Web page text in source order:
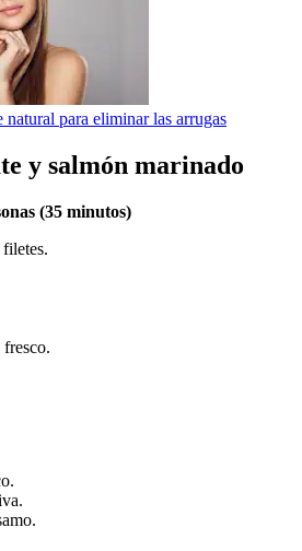
natural para eliminar las arrugas
y salmón marinado
(35 minutos)